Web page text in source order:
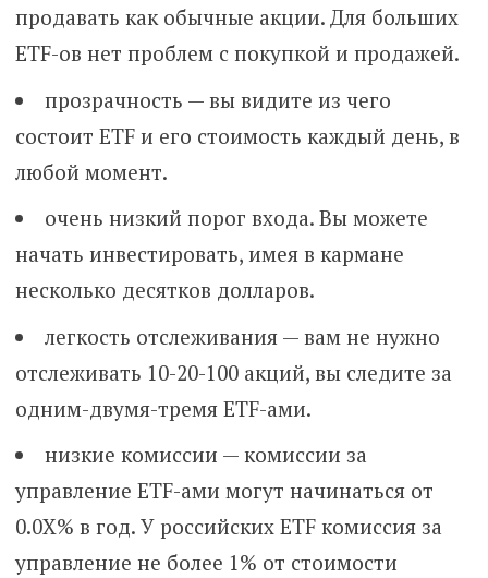
продавать как обычные акции. Для больших
ETF-ов нет проблем с покупкой и продажей.
прозрачность — вы видите из чего
состоит ETF и его стоимость каждый день, в
любой момент.
очень низкий порог входа. Вы можете
начать инвестировать, имея в кармане
несколько десятков долларов.
легкость отслеживания — вам не нужно
отслеживать 10-20-100 акций, вы следите за
одним-двумя-тремя ETF-ами.
низкие комиссии — комиссии за
управление ETF-ами могут начинаться от
0.0Х% в год. У российских ETF комиссия за
управление не более 1% от стоимости